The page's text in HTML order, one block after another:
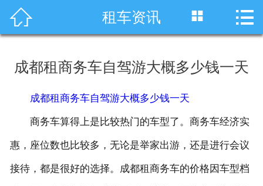
 首页
川藏线租车
服务项目
租车资讯
 租车资讯  
成都租商务车自驾游大概多少钱一天
成都租商务车自驾游大概多少钱一天
商务车算得上是比较热门的车型了。商务车经济实
惠，座位数也比较多，无论是举家出游，还是进行会议
接待，都是很好的选择。成都租商务车的价格因车型档